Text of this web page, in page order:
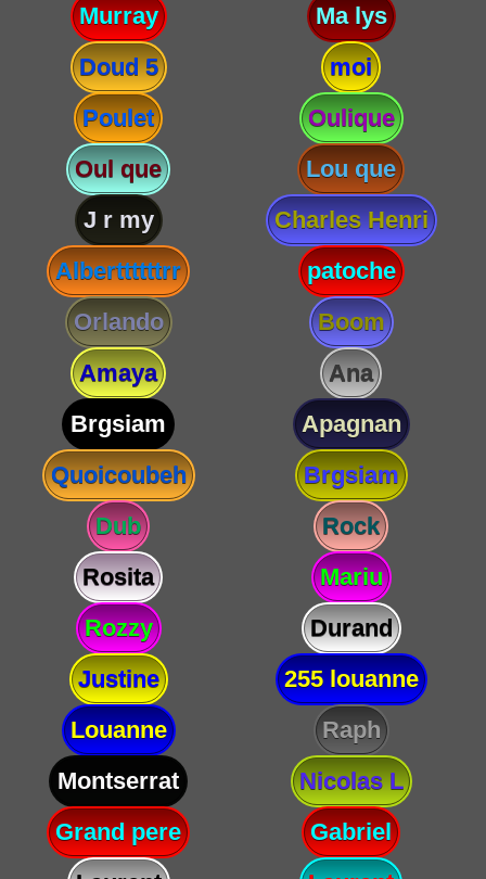
Murray
Ma lys
Doud 5
moi
Poulet
Oulique
Oul que
Lou que
J r my
Charles Henri
Alberttttttrr
patoche
Orlando
Boom
Amaya
Ana
Brgsiam
Apagnan
Quoicoubeh
Brgsiam
Dub
Rock
Rosita
Mariu
Rozzy
Durand
Justine
255 louanne
Louanne
Raph
Montserrat
Nicolas L
Grand pere
Gabriel